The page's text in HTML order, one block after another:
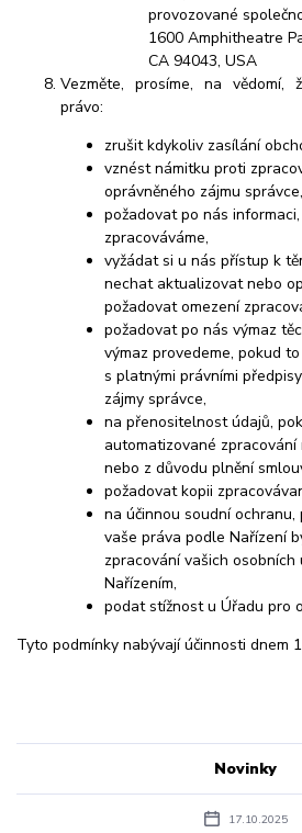
Novinky
17.10.2025
provozované
1600 Amphitheatre
CA 94043, USA
Vezměte, prosíme, na vědomí,
právo:
zrušit kdykoliv zasílání
vznést námitku proti
oprávněného zájmu správce,
požadovat po nás
zpracováváme,
vyžádat si u nás přístup k
nechat aktualizovat nebo
požadovat omezení
požadovat po nás výmaz
výmaz provedeme, pokud
s platnými právními
zájmy správce,
na přenositelnost údajů,
automatizované
nebo z důvodu plnění
požadovat kopii
na účinnou soudní ochranu,
vaše práva podle Nařízení
zpracování vašich
Nařízením,
podat stížnost u Úřadu pro
Tyto podmínky nabývají účinnosti dnem